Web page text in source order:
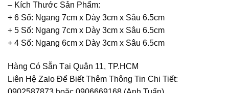
– Kích Thước Sản Phẩm:
+ 6 Số: Ngang 7cm x Dày 3cm x Sâu 6.5cm
+ 5 Số: Ngang 7cm x Dày 3cm x Sâu 6.5cm
+ 4 Số: Ngang 6cm x Dày 3cm x Sâu 6.5cm
Hàng Có Sẵn Tại Quận 11, TP.HCM
Liên Hệ Zalo Để Biết Thêm Thông Tin Chi Tiết: